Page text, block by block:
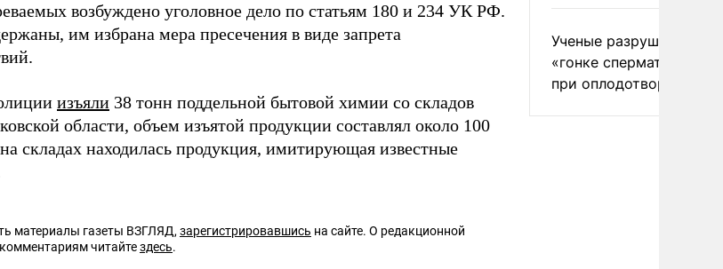
возбуждено уголовное дело по статьям 180 и 234 УК РФ.
им избрана мера пресечения в виде запрета
изъяли 38 тонн поддельной бытовой химии со складов
области, объем изъятой продукции составлял около 100
складах находилась продукция, имитирующая известные
материалы газеты ВЗГЛЯД, зарегистрировавшись на сайте. О редакционной
читайтездесь.
Ученые разрушили миф
«гонке
при оплодотворении